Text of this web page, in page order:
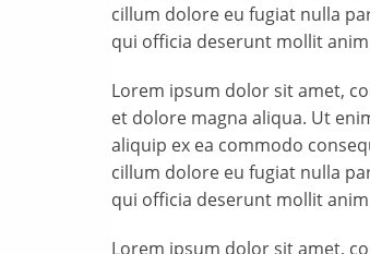
cillum dolore eu fugiat nulla
qui officia deserunt mollit
Lorem ipsum dolor sit amet,
et dolore magna aliqua. Ut
aliquip ex ea commodo
cillum dolore eu fugiat nulla
qui officia deserunt mollit
Lorem ipsum dolor sit amet,